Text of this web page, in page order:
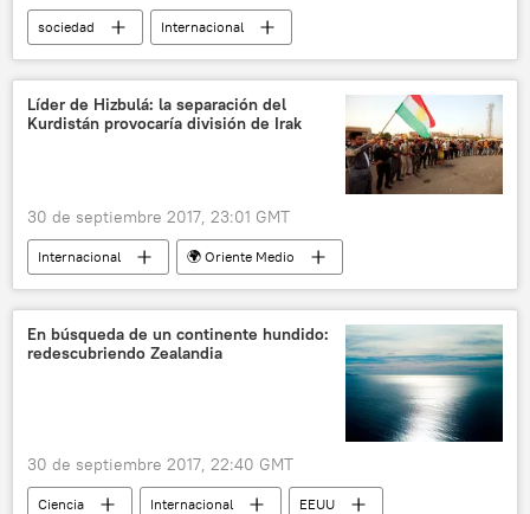
sociedad
Internacional
🎭 Arte y cultura
EEUU
🌏 Asia
Banco Mundial
educación
🌍 Europa
noticias
Líder de Hizbulá: la separación del
Kurdistán provocaría división de Irak
30 de septiembre 2017, 23:01 GMT
Internacional
🌍 Oriente Medio
Referéndum de independencia en el Kurdistán iraquí
Irak
Kurdistán
independencia
referéndum
noticias
En búsqueda de un continente hundido:
redescubriendo Zealandia
30 de septiembre 2017, 22:40 GMT
Ciencia Internacional
EEUU